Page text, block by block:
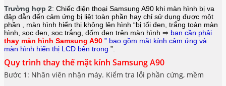
Trường hợp 2: Chiếc điện thoại Samsung A90 khi màn hình bị va
đập dẫn đến cảm ứng bị liệt toàn phần hay chỉ sử dụng được một
phần , màn hình hiển thị không lên hình “bị tối đen, trắng toàn màn
hình, sọc đen, sọc trắng, đốm đen trên màn hình ⇒ bạn cần phải
thay màn hình Samsung A90 ” bao gồm mặt kính cảm ứng và
màn hình hiển thị LCD bên trong ”.
Quy trình thay thế mặt kính Samsung A90
Bước 1: Nhân viên nhận máy. Kiểm tra lỗi phần cứng, mềm